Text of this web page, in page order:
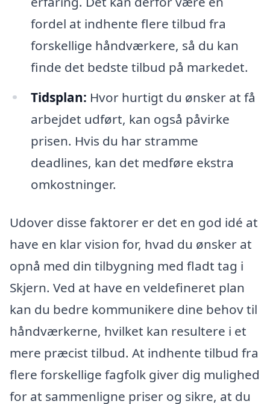
fordel at indhente flere tilbud fra
forskellige håndværkere, så du kan
finde det bedste tilbud på markedet.
Tidsplan: Hvor hurtigt du ønsker at få
arbejdet udført, kan også påvirke
prisen. Hvis du har stramme
deadlines, kan det medføre ekstra
omkostninger.
Udover disse faktorer er det en god idé at
have en klar vision for, hvad du ønsker at
opnå med din tilbygning med fladt tag i
Skjern. Ved at have en veldefineret plan
kan du bedre kommunikere dine behov til
håndværkerne, hvilket kan resultere i et
mere præcist tilbud. At indhente tilbud fra
flere forskellige fagfolk giver dig mulighed
for at sammenligne priser og sikre, at du